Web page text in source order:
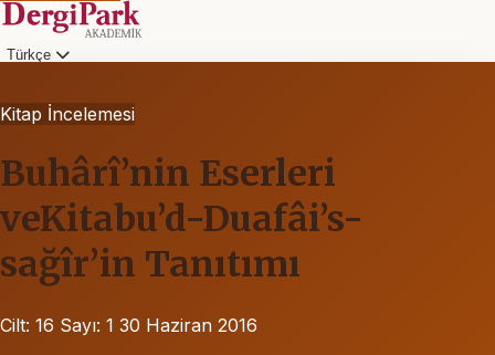
Türkçe
Kitap İncelemesi
Buhârî’nin Eserleri
veKitabu’d-Duafâi’s-
sağîr’in Tanıtımı
Cilt: 16 Sayı: 1 30 Haziran 2016